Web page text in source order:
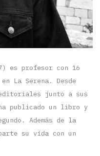
es profesor con 16
La Serena. Desde
editoriales junto a sus
publicado un libro y
Además de la
su vida con un